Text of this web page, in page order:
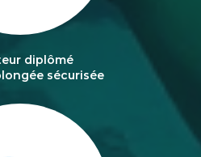
diplômé
sécurisée